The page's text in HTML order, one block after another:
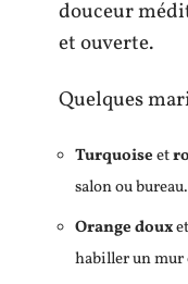
douceur
et ouverte.
Quelques
Turquoiseet
salon ou bureau.
Orange doux
habiller un mur